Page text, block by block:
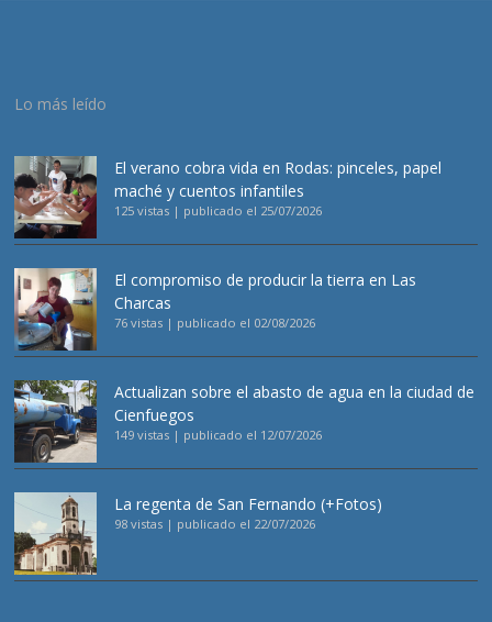
Lo más leído
El verano cobra vida en Rodas: pinceles, papel
maché y cuentos infantiles
125 vistas | publicado el 25/07/2026
El compromiso de producir la tierra en Las
Charcas
76 vistas | publicado el 02/08/2026
Actualizan sobre el abasto de agua en la ciudad de
Cienfuegos
149 vistas | publicado el 12/07/2026
La regenta de San Fernando (+Fotos)
98 vistas | publicado el 22/07/2026